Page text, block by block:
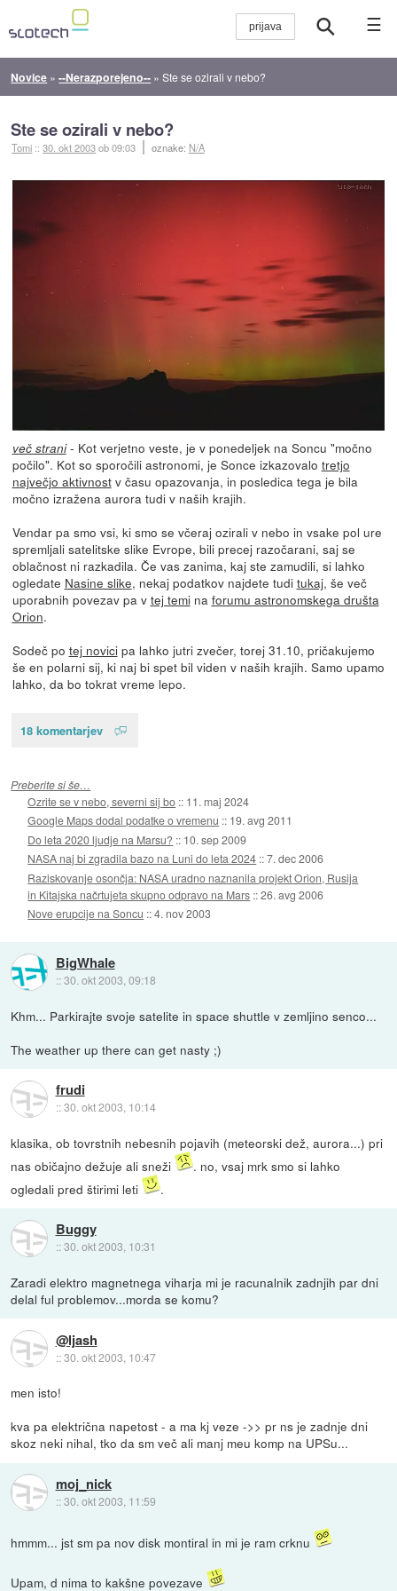
☰
Novice »--Nerazporejeno-- »Ste se ozirali v nebo?
Ste se ozirali v nebo?
Tomi ::30. okt 2003ob 09:03 oznake: N/A
več strani- Kot verjetno veste, je v ponedeljek na Soncu "močno
počilo". Kot so sporočili astronomi, je Sonce izkazovalo tretjo
največjo aktivnostv času opazovanja, in posledica tega je bila
močno izražena aurora tudi v naših krajih.
Vendar pa smo vsi, ki smo se včeraj ozirali v nebo in vsake pol ure
spremljali satelitske slike Evrope, bili precej razočarani, saj se
oblačnost ni razkadila. Če vas zanima, kaj ste zamudili, si lahko
ogledate Nasine slike, nekaj podatkov najdete tudi tukaj, še več
uporabnih povezav pa v tej temina forumu astronomskega društa
Orion.
Sodeč po tej novicipa lahko jutri zvečer, torej 31.10, pričakujemo
še en polarni sij, ki naj bi spet bil viden v naših krajih. Samo upamo
lahko, da bo tokrat vreme lepo.
18 komentarjev
Preberite si še…
Ozrite se v nebo, severni sij bo :: 11. maj 2024
Google Maps dodal podatke o vremenu :: 19. avg 2011
Do leta 2020 ljudje na Marsu? :: 10. sep 2009
NASA naj bi zgradila bazo na Luni do leta 2024 ::7. dec 2006
Raziskovanje osončja: NASA uradno naznanila projekt Orion, Rusija
in Kitajska načrtujeta skupno odpravo na Mars ::26. avg 2006
Nove erupcije na Soncu ::4. nov 2003
BigWhale
::30. okt 2003, 09:18
Khm... Parkirajte svoje satelite in space shuttle v zemljino senco...
The weather up there can get nasty ;)
frudi
::30. okt 2003, 10:14
klasika, ob tovrstnih nebesnih pojavih (meteorski dež, aurora...) pri
nas običajno dežuje ali sneži
. no, vsaj mrk smo si lahko
ogledali pred štirimi leti
.
Buggy
::30. okt 2003, 10:31
Zaradi elektro magnetnega viharja mi je racunalnik zadnjih par dni
delal ful problemov...morda se komu?
@ljash
::30. okt 2003, 10:47
men isto!
kva pa električna napetost - a ma kj veze ->> pr ns je zadnje dni
skoz neki nihal, tko da sm več ali manj meu komp na UPSu...
moj_nick
::30. okt 2003, 11:59
hmmm... jst sm pa nov disk montiral in mi je ram crknu
Upam, d nima to kakšne povezave